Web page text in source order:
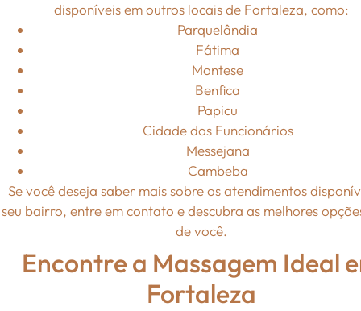
disponíveis em outros locais de Fortaleza, como:
Parquelândia
Fátima
Montese
Benfica
Papicu
Cidade dos Funcionários
Messejana
Cambeba
Se você deseja saber mais sobre os atendimentos
seu bairro, entre em contato e descubra as melhores
de você.
Encontre a Massagem Ideal
Fortaleza